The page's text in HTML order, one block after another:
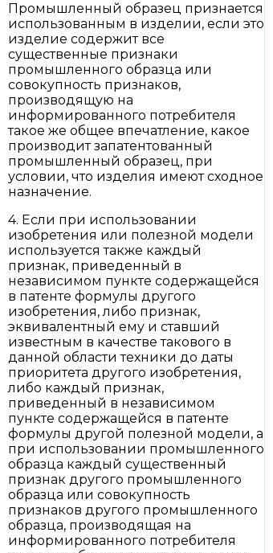
Промышленный образец признается
использованным в изделии, если это
изделие содержит все
существенные признаки
промышленного образца или
совокупность признаков,
производящую на
информированного потребителя
такое же общее впечатление, какое
производит запатентованный
промышленный образец, при
условии, что изделия имеют сходное
назначение.
4. Если при использовании
изобретения или полезной модели
используется также каждый
признак, приведенный в
независимом пункте содержащейся
в патенте формулы другого
изобретения, либо признак,
эквивалентный ему и ставший
известным в качестве такового в
данной области техники до даты
приоритета другого изобретения,
либо каждый признак,
приведенный в независимом
пункте содержащейся в патенте
формулы другой полезной модели, а
при использовании промышленного
образца каждый существенный
признак другого промышленного
образца или совокупность
признаков другого промышленного
образца, производящая на
информированного потребителя